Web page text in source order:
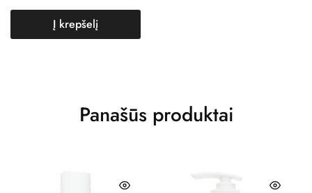
Į krepšelį
Panašūs produktai